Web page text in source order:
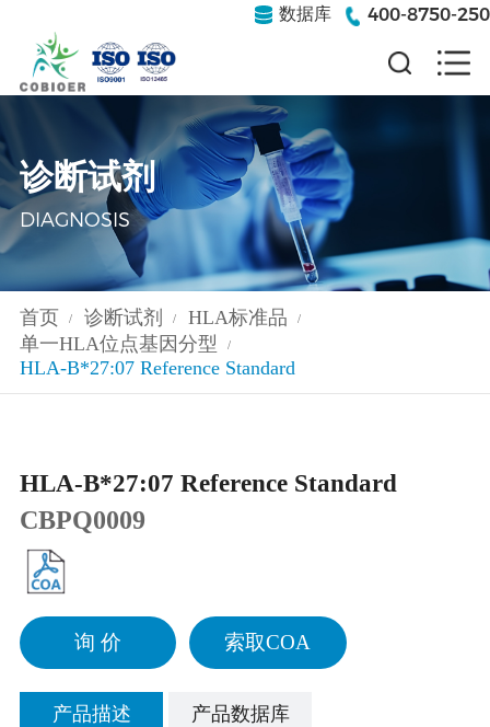
数据库 400-8750-250
诊断试剂
DIAGNOSIS
首页 / 诊断试剂 / HLA标准品 /
单一HLA位点基因分型 /
HLA-B*27:07 Reference Standard
HLA-B*27:07 Reference Standard
CBPQ0009
询 价 索取COA
产品描述 产品数据库